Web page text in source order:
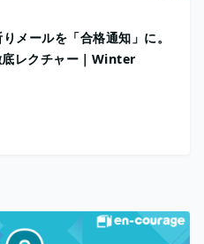
メールを「合格通知」に。
底レクチャー｜Winter